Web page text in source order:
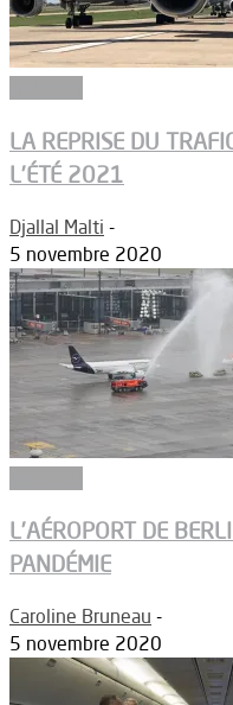
LA REPRISE DU
L’ÉTÉ 2021
Djallal Malti -
5 novembre 2020
L’AÉROPORT DE
PANDÉMIE
Caroline Bruneau -
5 novembre 2020